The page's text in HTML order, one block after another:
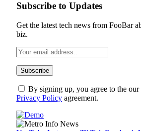
Subscribe to Updates
Get the latest tech news from FooBar
biz.
By signing up, you agree to the our
Privacy Policy agreement.